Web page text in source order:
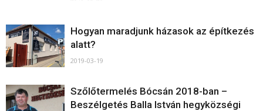
Hogyan maradjunk házasok az építkezés
alatt?
2019-03-19
Szőlőtermelés Bócsán 2018-ban –
Beszélgetés Balla István hegyközségi